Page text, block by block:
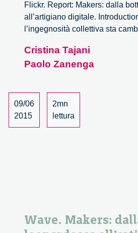
Flickr. Report: Makers: dalla
all’artigiano digitale.
l’ingegnosità collettiva sta
Cristina Tajani
Paolo Zanenga
09/06
2015
2mn
lettura
Wave. Makers: